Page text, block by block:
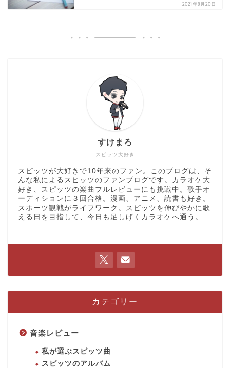
2021年8月20日
スピッツ大好き
すけまろ
スピッツが大好きで10年来のファン。このブログは、そ
んな私によるスピッツのファンブログです。カラオケ大
好き、スピッツの楽曲フルレビューにも挑戦中。歌手オ
ーディションに３回合格。漫画、アニメ、読書も好き。
スポーツ観戦がライフワーク。スピッツを伸びやかに歌
える日を目指して、今日も足しげくカラオケへ通う。
カテゴリー
音楽レビュー
私が選ぶスピッツ曲
スピッツのアルバム